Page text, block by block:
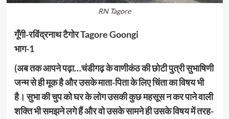
RN Tagore
गूँगी-रविंद्रनाथ टैगोर Tagore Goongi
भाग-1
(अब तक आपने पढ़ा…चंडीगढ़ के वाणीकंठ की छोटी पुत्री सुभाषिणी
जन्म से ही मूक है और उसके माता-पिता के लिए चिंता का विषय भी
है। सुभा की चुप को घर के लोग उसकी कुछ महसूस न कर पाने वाली
शक्ति भी समझने लगे हैं और वो उसके सामने ही उसके विषय में तरह-